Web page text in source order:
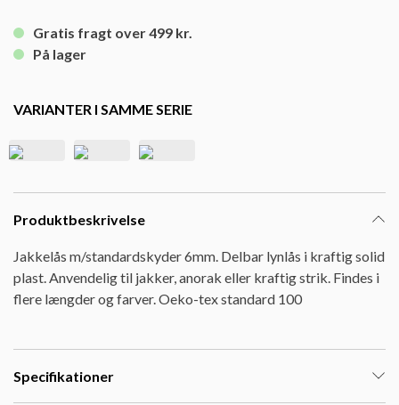
Gratis fragt over 499 kr.
På lager
VARIANTER I SAMME SERIE
Produktbeskrivelse
Jakkelås m/standardskyder 6mm. Delbar lynlås i kraftig solid
plast. Anvendelig til jakker, anorak eller kraftig strik. Findes i
flere længder og farver. Oeko-tex standard 100
Specifikationer